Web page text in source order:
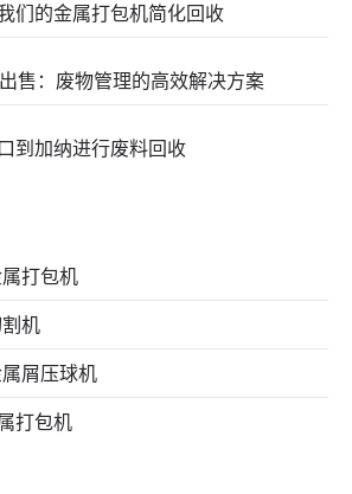
们的金属打包机简化回收
售：废物管理的高效解决方案
到加纳进行废料回收
打包机
机
屑压球机
打包机